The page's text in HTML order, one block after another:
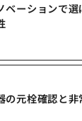
ベーションで
の元栓確認と非